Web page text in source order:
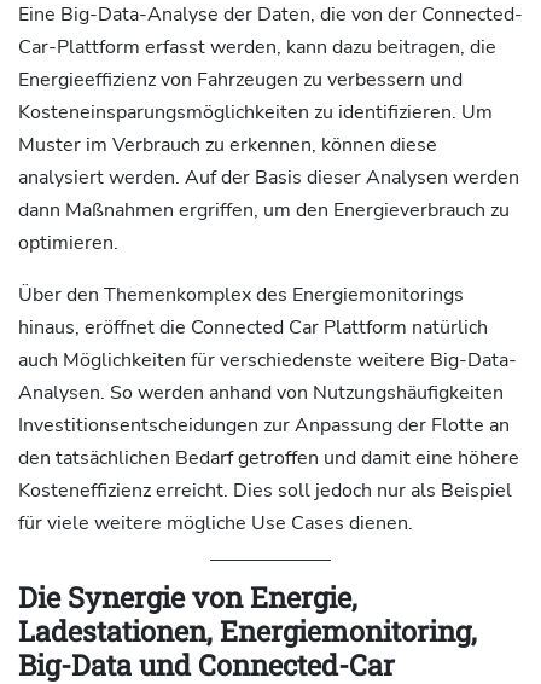
Eine Big-Data-Analyse der Daten, die von der Connected-
Car-Plattform erfasst werden, kann dazu beitragen, die
Energieeffizienz von Fahrzeugen zu verbessern und
Kosteneinsparungsmöglichkeiten zu identifizieren. Um
Muster im Verbrauch zu erkennen, können diese
analysiert werden. Auf der Basis dieser Analysen werden
dann Maßnahmen ergriffen, um den Energieverbrauch zu
optimieren.
Über den Themenkomplex des Energiemonitorings
hinaus, eröffnet die Connected Car Plattform natürlich
auch Möglichkeiten für verschiedenste weitere Big-Data-
Analysen. So werden anhand von Nutzungshäufigkeiten
Investitionsentscheidungen zur Anpassung der Flotte an
den tatsächlichen Bedarf getroffen und damit eine höhere
Kosteneffizienz erreicht. Dies soll jedoch nur als Beispiel
für viele weitere mögliche Use Cases dienen.
Die Synergie von Energie,
Ladestationen, Energiemonitoring,
Big-Data und Connected-Car